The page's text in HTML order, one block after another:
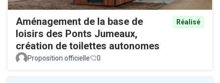
Aménagement de la base de
loisirs des Ponts Jumeaux,
création de toilettes autonomes
Réalisé
Proposition officielle 0